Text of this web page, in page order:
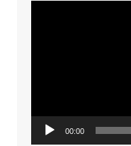
00:00